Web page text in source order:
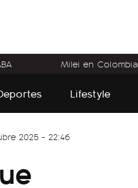
Milei en Colombia
Lifestyle
2025 - 22:46